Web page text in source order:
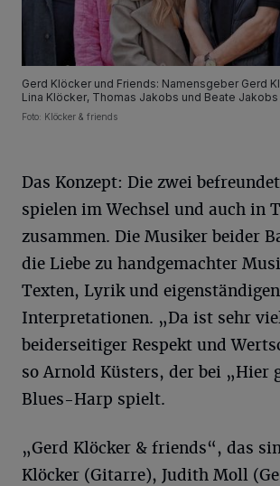
Gerd Klöcker und Friends: Namensgeber Gerd
Lina Klöcker, Thomas Jakobs und Beate Jakobs
Foto: Klöcker & friends
Das Konzept: Die zwei
spielen im Wechsel und auch in
zusammen. Die Musiker beider
die Liebe zu handgemachter
Texten, Lyrik und eigenständigen
Interpretationen. „Da ist sehr
beiderseitiger Respekt und
so Arnold Küsters, der bei „Hier
Blues-Harp spielt.
„Gerd Klöcker & friends“, das
Klöcker (Gitarre), Judith Moll